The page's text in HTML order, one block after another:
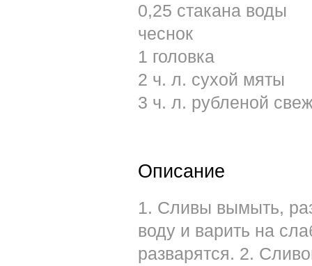
0,25 стакана воды
чеснок
1 головка
2 ч. л. сухой мяты
3 ч. л. рубленой
Описание
1. Сливы вымыть,
воду и варить на
разварятся. 2.